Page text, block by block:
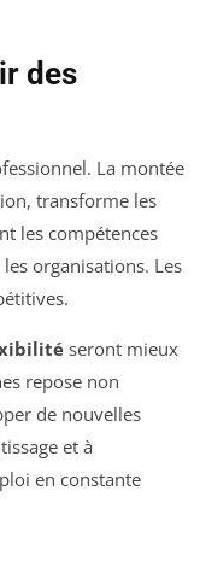
des
La montée
transforme les
les compétences
organisations. Les
seront mieux
repose non
de nouvelles
et à
en constante